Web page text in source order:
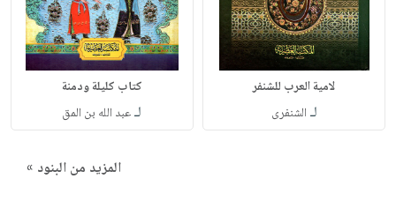
لامية العرب للشنفر
لـ الشنفرى
كتاب كليلة ودمنة
لـعبد الله بن المق
المزيد من البنود »